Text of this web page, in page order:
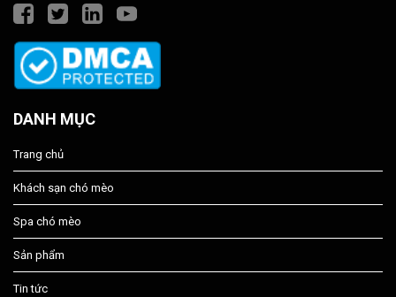
DANH MỤC
Trang chủ
Khách sạn chó mèo
Spa chó mèo
Sản phẩm
Tin tức